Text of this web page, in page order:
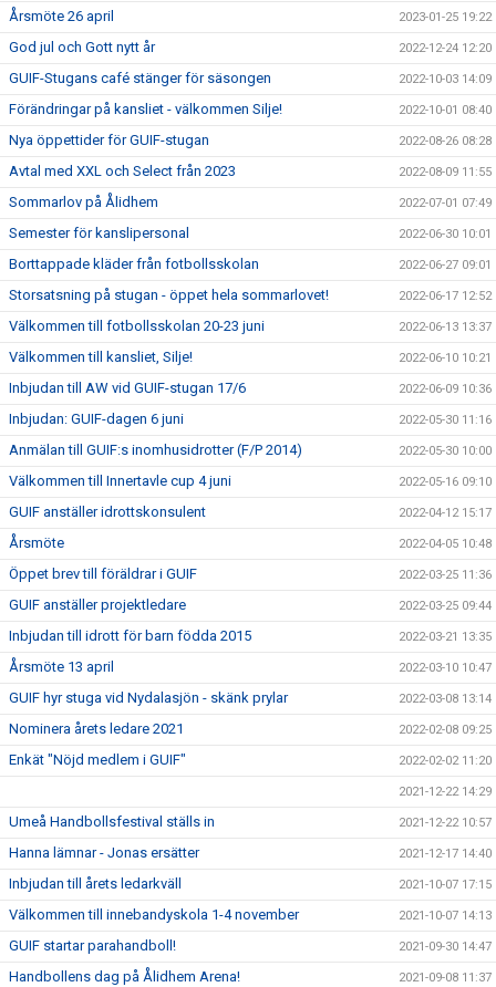
Årsmöte 26 april 2023-01-25 19:22
God jul och Gott nytt år 2022-12-24 12:20
GUIF-Stugans café stänger för säsongen 2022-10-03 14:09
Förändringar på kansliet - välkommen Silje! 2022-10-01 08:40
Nya öppettider för GUIF-stugan 2022-08-26 08:28
Avtal med XXL och Select från 2023 2022-08-09 11:55
Sommarlov på Ålidhem 2022-07-01 07:49
Semester för kanslipersonal 2022-06-30 10:01
Borttappade kläder från fotbollsskolan 2022-06-27 09:01
Storsatsning på stugan - öppet hela sommarlovet! 2022-06-17 12:52
Välkommen till fotbollsskolan 20-23 juni 2022-06-13 13:37
Välkommen till kansliet, Silje! 2022-06-10 10:21
Inbjudan till AW vid GUIF-stugan 17/6 2022-06-09 10:36
Inbjudan: GUIF-dagen 6 juni 2022-05-30 11:16
Anmälan till GUIF:s inomhusidrotter (F/P 2014) 2022-05-30 10:00
Välkommen till Innertavle cup 4 juni 2022-05-16 09:10
GUIF anställer idrottskonsulent 2022-04-12 15:17
Årsmöte 2022-04-05 10:48
Öppet brev till föräldrar i GUIF 2022-03-25 11:36
GUIF anställer projektledare 2022-03-25 09:44
Inbjudan till idrott för barn födda 2015 2022-03-21 13:35
Årsmöte 13 april 2022-03-10 10:47
GUIF hyr stuga vid Nydalasjön - skänk prylar 2022-03-08 13:14
Nominera årets ledare 2021 2022-02-08 09:25
Enkät "Nöjd medlem i GUIF" 2022-02-02 11:20
2021-12-22 14:29
Umeå Handbollsfestival ställs in 2021-12-22 10:57
Hanna lämnar - Jonas ersätter 2021-12-17 14:40
Inbjudan till årets ledarkväll 2021-10-07 17:15
Välkommen till innebandyskola 1-4 november 2021-10-07 14:13
GUIF startar parahandboll! 2021-09-30 14:47
Handbollens dag på Ålidhem Arena! 2021-09-08 11:37